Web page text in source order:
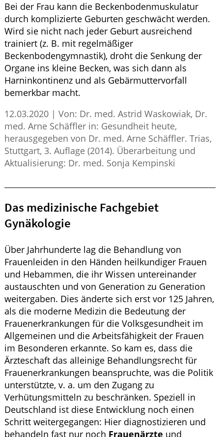
Bei der Frau kann die Beckenbodenmuskulatur
durch komplizierte Geburten geschwächt werden.
Wird sie nicht nach jeder Geburt ausreichend
trainiert (z. B. mit regelmäßiger
Beckenbodengymnastik), droht die Senkung der
Organe ins kleine Becken, was sich dann als
Harninkontinenz und als Gebärmuttervorfall
bemerkbar macht.
12.03.2020 | Von: Dr. med. Astrid Waskowiak, Dr.
med. Arne Schäffler in: Gesundheit heute,
herausgegeben von Dr. med. Arne Schäffler. Trias,
Stuttgart, 3. Auflage (2014). Überarbeitung und
Aktualisierung: Dr. med. Sonja Kempinski
Das medizinische Fachgebiet
Gynäkologie
Über Jahrhunderte lag die Behandlung von
Frauenleiden in den Händen heilkundiger Frauen
und Hebammen, die ihr Wissen untereinander
austauschten und von Generation zu Generation
weitergaben. Dies änderte sich erst vor 125 Jahren,
als die moderne Medizin die Bedeutung der
Frauenerkrankungen für die Volksgesundheit im
Allgemeinen und die Arbeitsfähigkeit der Frauen
im Besonderen erkannte. So kam es, dass die
Ärzteschaft das alleinige Behandlungsrecht für
Frauenerkrankungen beanspruchte, was die Politik
unterstützte, v. a. um den Zugang zu
Verhütungsmitteln zu beschränken. Speziell in
Deutschland ist diese Entwicklung noch einen
Schritt weitergegangen: Hier diagnostizieren und
behandeln fast nur noch Frauenärzte und